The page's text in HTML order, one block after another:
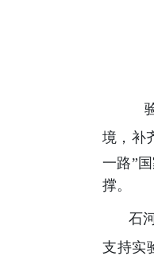
验
境，补
一路”
撑。
石
支持实